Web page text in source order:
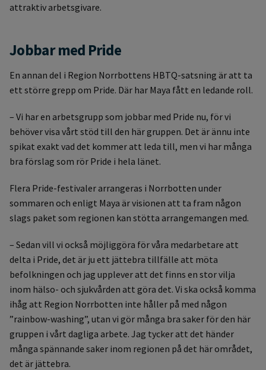
attraktiv arbetsgivare.
Jobbar med Pride
En annan del i Region Norrbottens HBTQ-satsning är att ta
ett större grepp om Pride. Där har Maya fått en ledande roll.
– Vi har en arbetsgrupp som jobbar med Pride nu, för vi
behöver visa vårt stöd till den här gruppen. Det är ännu inte
spikat exakt vad det kommer att leda till, men vi har många
bra förslag som rör Pride i hela länet.
Flera Pride-festivaler arrangeras i Norrbotten under
sommaren och enligt Maya är visionen att ta fram någon
slags paket som regionen kan stötta arrangemangen med.
– Sedan vill vi också möjliggöra för våra medarbetare att
delta i Pride, det är ju ett jättebra tillfälle att möta
befolkningen och jag upplever att det finns en stor vilja
inom hälso- och sjukvården att göra det. Vi ska också komma
ihåg att Region Norrbotten inte håller på med någon
”rainbow-washing”, utan vi gör många bra saker för den här
gruppen i vårt dagliga arbete. Jag tycker att det händer
många spännande saker inom regionen på det här området,
det är jättebra.